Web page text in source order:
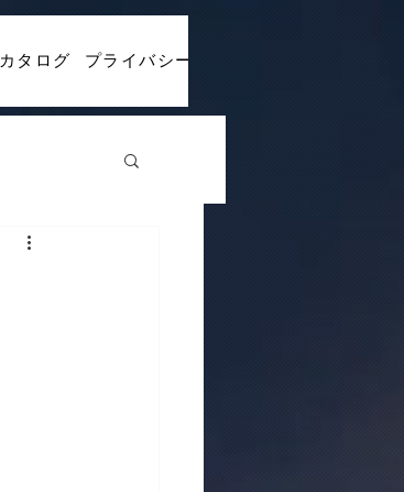
カタログ プライバシーポリシー